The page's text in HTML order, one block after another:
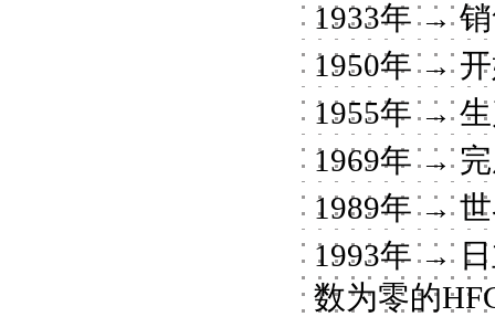
1933年 →
1950年 →
1955年 →
1969年 →
1989年 →
1993年 →
数为零的